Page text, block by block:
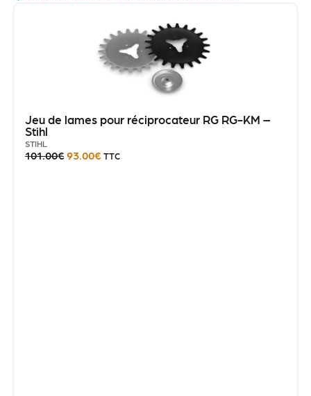
Jeu de lames pour réciprocateur RG RG-KM –
Stihl
STIHL
101.00€ 93.00€ TTC